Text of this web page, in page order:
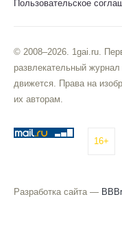
Пользовательское
© 2008–2026. 1gai.ru.
развлекательный
движется. Права на
их авторам.
16+
Разработка сайта —